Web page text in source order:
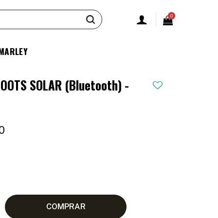
0
SOLAR (Bluetooth) -
COMPRAR